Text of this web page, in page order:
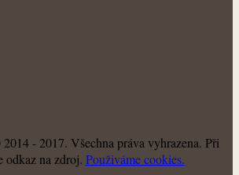
- 2017. Všechna práva vyhrazena. Při
odkaz na zdroj. Použiváme cookies.